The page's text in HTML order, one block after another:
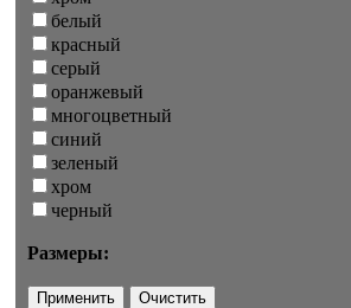
белый
красный
серый
оранжевый
многоцветный
синий
зеленый
хром
черный
Размеры: